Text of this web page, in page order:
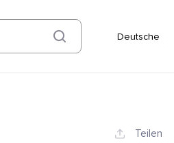
Deutsche
08 August
Teilen